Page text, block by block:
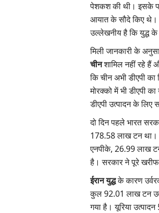
पेशकश की थी। इसके
आयात के सौदे किए थे।
उल्लेखनीय है कि युद्ध के
मिली जानकारी के
चीनशामिल नहीं रहे हैं
कि चीन अभी डीएपी
मोरक्को में भी डीएपी
डीएपी उत्पादन के
दो दिन पहले भारत
178.58 लाख टन था।
एनपीके, 26.99 लाख
है। सरकार ने पूरे
ईरान युद्धके कारण
कुल 92.01 लाख टन
गया है। यूरिया